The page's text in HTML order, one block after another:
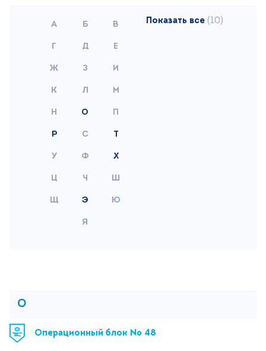
Поиск
Версия для слабовидящих
+7 (499) 490-03-03
Записаться на прием
(10)
О
Операционный блок № 48